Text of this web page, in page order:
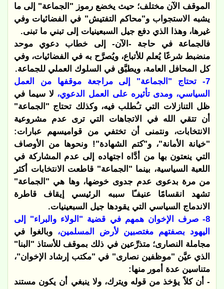
الموقف الآن مختلف؛ حيث يخضع رموز "الجماعة" إلى ما
يشبه الاستجواب و"محاكم التفتيش" في الفضائيات وفي
غيرها، وهذا الذي دفع جيل السبعينيات إلى تبني ما تبنى.
فالجماعة في حاجة -الآن- إلى خطاب دعوي موحد
منضبط شرعًا يُعلم للأتباع، ويُصرَّح به في الفضائيات، وفي
كل المحافل العامة، ويطبَّق في السلوك العملي للجماعة.
7- تحتاج "الجماعة" إلى مراجعة موقفها من العمل
السياسي، ومدى تأثيره على العمل الدعوي، لا سيما في
ظل التنازلات التي تـُطلب فيه، وكذلك تحتاج "الجماعة"
أن تتقي الله في الاتجاهات التي ترى عدم مشروعية
الانتخابات، ونتمنى أن تختفي من قواميسهم عبارات:
"خيانة الأمانة"، و"كتم الشهادة"! ونحوها من الأوصاف
التي ينعتون بها من أدَّاه اجتهاده إلى عدم المشاركة في
اللعبة السياسية، بينما "الجماعة" قاطعت الانتخابات أكثر
من مرة بدعوى عدم جدوى خوضها، وها هي "الجماعة"
تشهد انقسامًا عنيفـًا سببه الرئيسي إيقاف قاطرة
الاندماج السياسي التي يقودها جيل السبعينيات.
8- صرف الإخوان همهم في قضية "الولاء والبراء" إلى
اليهود بصفتهم مغتصبين لأرض المسلمين،وبالغوا في
مجاملة النصارى؛ متذرِّعين في ذلك بموقف للأستاذ "البنا"
الذي عيَّن "موظفين نصارى" في "مكتب إرشاد الإخوان"،
متناسين عدة أمور منها:
- أن كلاً يؤخذ من قوله ويترك، ولا ينبغي أن يكون مستند